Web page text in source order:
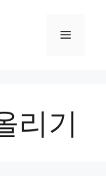
Menu
리기